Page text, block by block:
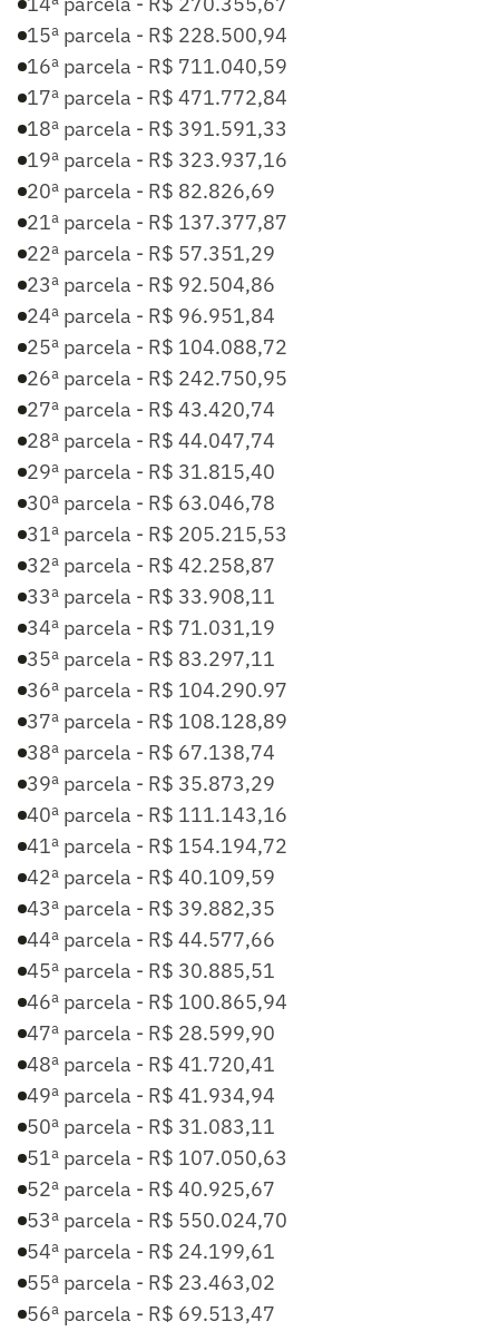
15ª parcela - R$ 228.500,94
16ª parcela - R$ 711.040,59
17ª parcela - R$ 471.772,84
18ª parcela - R$ 391.591,33
19ª parcela - R$ 323.937,16
20ª parcela - R$ 82.826,69
21ª parcela - R$ 137.377,87
22ª parcela - R$ 57.351,29
23ª parcela - R$ 92.504,86
24ª parcela - R$ 96.951,84
25ª parcela - R$ 104.088,72
26ª parcela - R$ 242.750,95
27ª parcela - R$ 43.420,74
28ª parcela - R$ 44.047,74
29ª parcela - R$ 31.815,40
30ª parcela - R$ 63.046,78
31ª parcela - R$ 205.215,53
32ª parcela - R$ 42.258,87
33ª parcela - R$ 33.908,11
34ª parcela - R$ 71.031,19
35ª parcela - R$ 83.297,11
36ª parcela - R$ 104.290.97
37ª parcela - R$ 108.128,89
38ª parcela - R$ 67.138,74
39ª parcela - R$ 35.873,29
40ª parcela - R$ 111.143,16
41ª parcela - R$ 154.194,72
42ª parcela - R$ 40.109,59
43ª parcela - R$ 39.882,35
44ª parcela - R$ 44.577,66
45ª parcela - R$ 30.885,51
46ª parcela - R$ 100.865,94
47ª parcela - R$ 28.599,90
48ª parcela - R$ 41.720,41
49ª parcela - R$ 41.934,94
50ª parcela - R$ 31.083,11
51ª parcela - R$ 107.050,63
52ª parcela - R$ 40.925,67
53ª parcela - R$ 550.024,70
54ª parcela - R$ 24.199,61
55ª parcela - R$ 23.463,02
56ª parcela - R$ 69.513,47